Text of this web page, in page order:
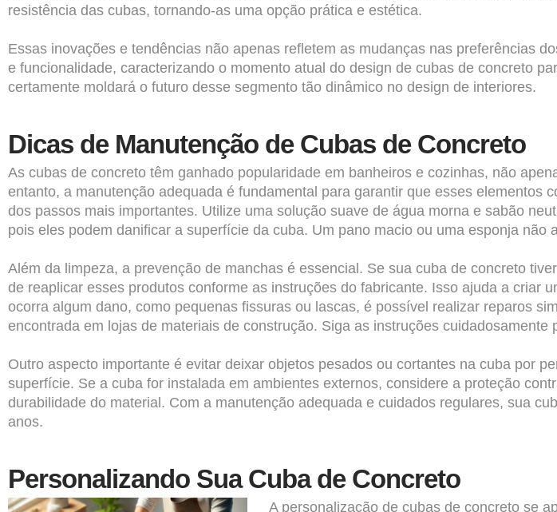
resistência das cubas, tornando-as uma opção prática e estética.
Essas inovações e tendências não apenas refletem as mudanças nas preferências
e funcionalidade, caracterizando o momento atual do design de cubas de concreto
certamente moldará o futuro desse segmento tão dinâmico no design de interiores.
Dicas de Manutenção de Cubas de Concreto
As cubas de concreto têm ganhado popularidade em banheiros e cozinhas, não
entanto, a manutenção adequada é fundamental para garantir que esses elementos
dos passos mais importantes. Utilize uma solução suave de água morna e sabão
pois eles podem danificar a superfície da cuba. Um pano macio ou uma esponja não
Além da limpeza, a prevenção de manchas é essencial. Se sua cuba de concreto
de reaplicar esses produtos conforme as instruções do fabricante. Isso ajuda a criar
ocorra algum dano, como pequenas fissuras ou lascas, é possível realizar reparos
encontrada em lojas de materiais de construção. Siga as instruções cuidadosamente
Outro aspecto importante é evitar deixar objetos pesados ou cortantes na cuba por
superfície. Se a cuba for instalada em ambientes externos, considere a proteção
durabilidade do material. Com a manutenção adequada e cuidados regulares, sua
anos.
Personalizando Sua Cuba de Concreto
A personalização de cubas de concreto se